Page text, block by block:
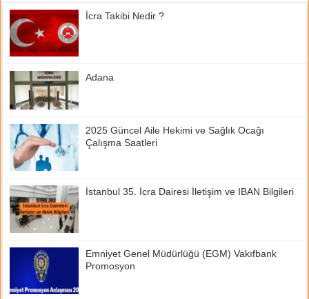
İcra Takibi Nedir ?
Adana
2025 Güncel Aile Hekimi ve Sağlık Ocağı
Çalışma Saatleri
İstanbul 35. İcra Dairesi İletişim ve IBAN Bilgileri
Emniyet Genel Müdürlüğü (EGM) Vakıfbank
Promosyon